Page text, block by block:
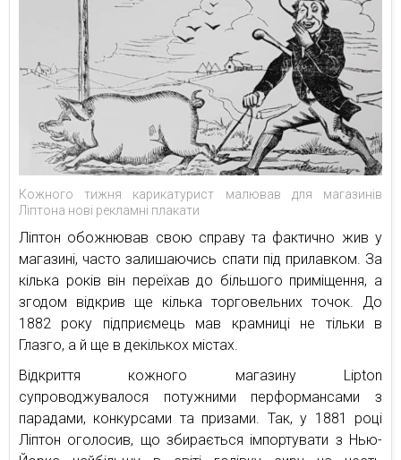
Кожного тижня карикатурист малював для магазинів
Ліптона нові рекламні плакати
Ліптон обожнював свою справу та фактично жив у
магазині, часто залишаючись спати під прилавком. За
кілька років він переїхав до більшого приміщення, а
згодом відкрив ще кілька торговельних точок. До
1882 року підприємець мав крамниці не тільки в
Глазго, а й ще в декількох містах.
Відкриття кожного магазину Lipton
супроводжувалося потужними перформансами з
парадами, конкурсами та призами. Так, у 1881 році
Ліптон оголосив, що збирається імпортувати з Нью-